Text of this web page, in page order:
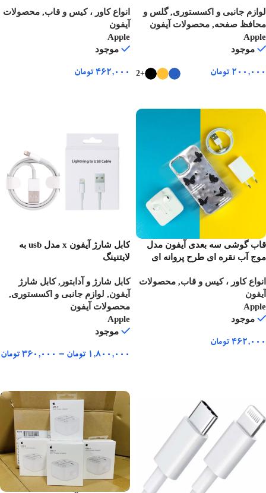
لوازم جانبی و اکسستوری, گلس و
محافظ صفحه, محصولات آیفون
Apple
موجود
۲۰۰,۰۰۰ تومان +2
انواع کاور ، کیس و قاب, محصولات
آیفون
Apple
موجود
۴۶۲,۰۰۰ تومان
قاب گوشی سه بعدی آیفون مدل
موج آب نقره ای طرح پروانه ای
انواع کاور ، کیس و قاب, محصولات
آیفون
Apple
موجود
۴۶۲,۰۰۰ تومان
کابل شارژ آیفون x مدل usb به
لایتنینگ
کابل شارژ و آدابتور , کابل شارژ
آیفون, لوازم جانبی و اکسستوری,
محصولات آیفون
Apple
موجود
۱,۸۰۰,۰۰۰ تومان – ۳۶۰,۰۰۰ تومان